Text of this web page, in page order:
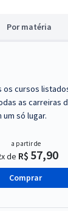
Por matéria
cursos
as carreiras
um só lugar.
a partir de
de R$ 57,90
Comprar